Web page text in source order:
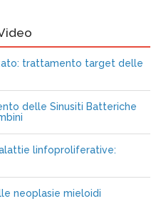
trattamento target delle
delle Sinusiti Batteriche
linfoproliferative:
neoplasie mieloidi